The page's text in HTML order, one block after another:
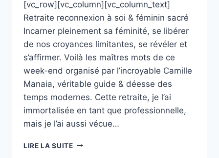
[vc_row][vc_column][vc_column_text]
Retraite reconnexion à soi & féminin sacré
Incarner pleinement sa féminité, se libérer
de nos croyances limitantes, se révéler et
s’affirmer. Voilà les maîtres mots de ce
week-end organisé par l’incroyable Camille
Manaia, véritable guide & déesse des
temps modernes. Cette retraite, je l’ai
immortalisée en tant que professionnelle,
mais je l’ai aussi vécue…
LIRE LA SUITERETRAITE